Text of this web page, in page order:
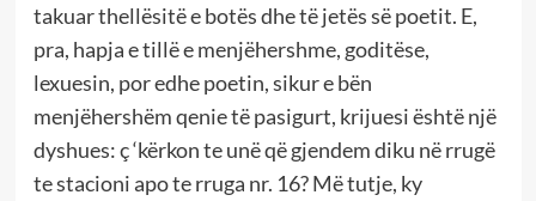
takuar thellësitë e botës dhe të jetës së poetit. E,
pra, hapja e tillë e menjëhershme, goditëse,
lexuesin, por edhe poetin, sikur e bën
menjëhershëm qenie të pasigurt, krijuesi është një
dyshues: ç ‘kërkon te unë që gjendem diku në rrugë
te stacioni apo te rruga nr. 16? Më tutje, ky